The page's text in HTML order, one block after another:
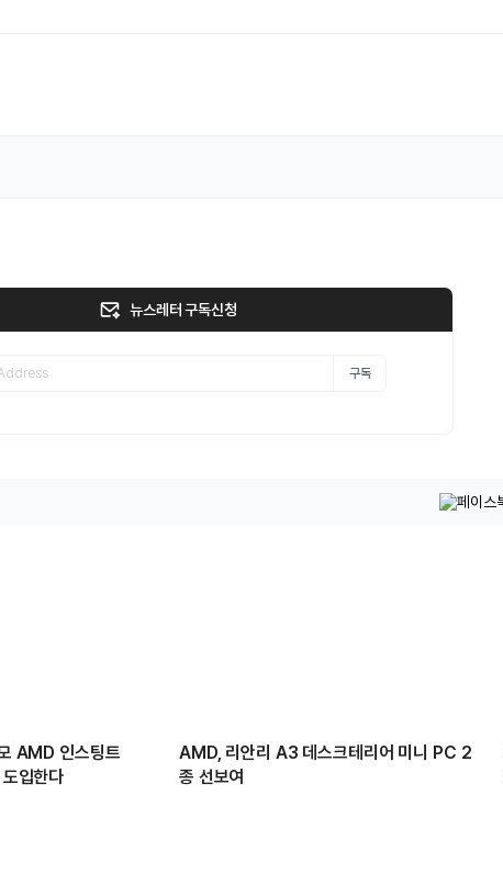
뉴스레터 구독신청
구독
AMD 인스팅트
입한다
AMD, 리안리 A3 데스크테리어 미니 PC 2
종 선보여